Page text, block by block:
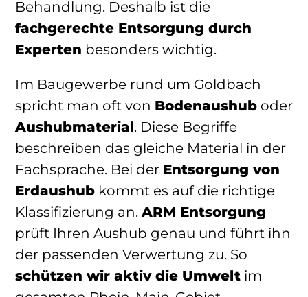
Behandlung. Deshalb ist die
fachgerechte Entsorgung durch
Experten besonders wichtig.
Im Baugewerbe rund um Goldbach
spricht man oft von Bodenaushub oder
Aushubmaterial. Diese Begriffe
beschreiben das gleiche Material in der
Fachsprache. Bei der Entsorgung von
Erdaushub kommt es auf die richtige
Klassifizierung an. ARM Entsorgung
prüft Ihren Aushub genau und führt ihn
der passenden Verwertung zu. So
schützen wir aktiv die Umwelt im